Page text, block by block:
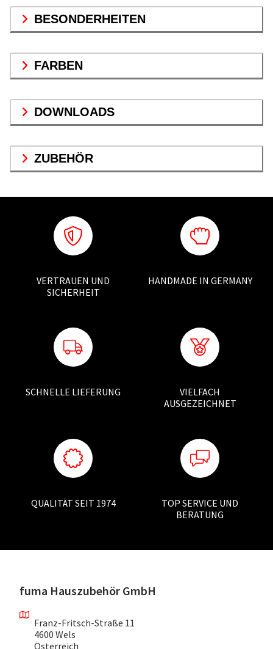
BESONDERHEITEN
FARBEN
DOWNLOADS
ZUBEHÖR
VERTRAUEN UND
SICHERHEIT
HANDMADE IN GERMANY
SCHNELLE LIEFERUNG
VIELFACH
AUSGEZEICHNET
QUALITÄT SEIT 1974
TOP SERVICE UND
BERATUNG
fuma Hauszubehör GmbH
Franz-Fritsch-Straße 11
4600 Wels
Österreich